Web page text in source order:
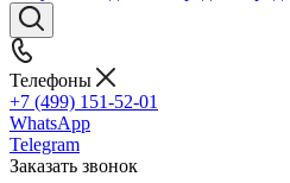
Телефоны
+7 (499) 151-52-01
WhatsApp
Telegram
Заказать звонок